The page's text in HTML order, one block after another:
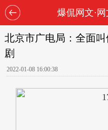
爆侃网文·
北京市广电局：全面
剧
2022-01-08 16:00:38